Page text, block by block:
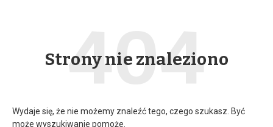
Strony nie znaleziono
Wydaje się, że nie możemy znaleźć tego, czego szukasz. Być
może wyszukiwanie pomoże.